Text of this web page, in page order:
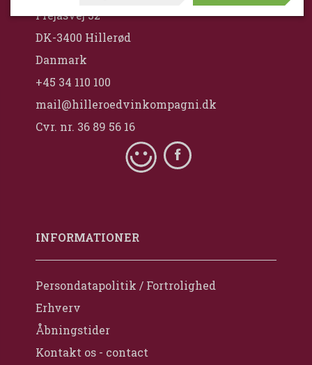
Frejasvej 32
DK-3400 Hillerød
Danmark
+45 34 110 100
mail@hilleroedvinkompagni.dk
Cvr. nr. 36 89 56 16
INFORMATIONER
Persondatapolitik / Fortrolighed
Erhverv
Åbningstider
Kontakt os - contact